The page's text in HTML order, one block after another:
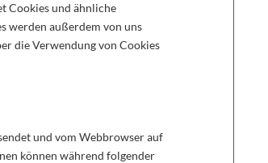
Cookies und ähnliche
werden außerdem von uns
die Verwendung von Cookies
und vom Webbrowser auf
können während folgender